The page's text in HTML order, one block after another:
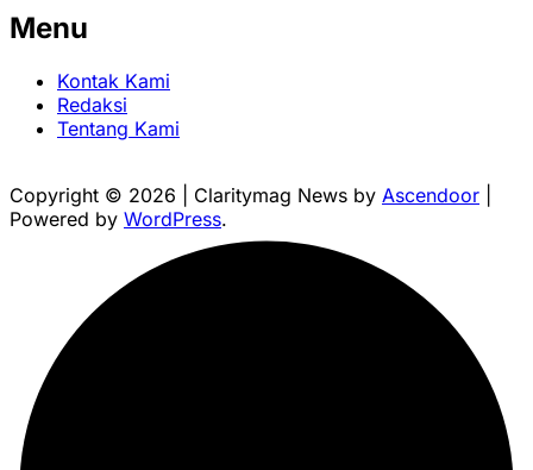
Menu
Kontak Kami
Redaksi
Tentang Kami
Copyright © 2026 | Claritymag News by Ascendoor
Powered by WordPress.